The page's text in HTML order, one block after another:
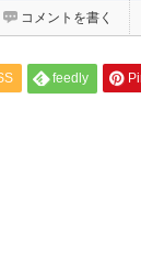
コメントを書く
feedly